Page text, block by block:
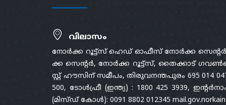
വിലാസം
നോർക്ക റൂട്ട്സ് ഹെഡ് ഓഫീസ് നോർക്ക
ക്ക സെന്റർ, നോർക്ക റൂട്ട്സ്, തൈക്കാട്
സ്റ്റ് ഹൗസിന് സമീപം, തിരുവനന്തപുരം 695 014
500, ടോൾഫ്രീ (ഇന്ത്യ) : 1800 425 3939,
(മിസ്ഡ് കോൾ): 0091 8802 012345